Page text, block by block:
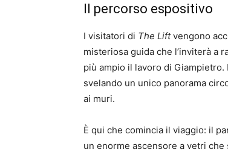
Il percorso espositivo
I visitatori di The Liftvengono
misteriosa guida che l’inviterà a
più ampio il lavoro di
svelando un unico panorama
ai muri.
È qui che comincia il viaggio: il
un enorme ascensore a vetri